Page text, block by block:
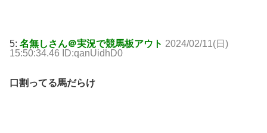
5: 名無しさん＠実況で競馬板アウト 2024/02/11(日)
15:50:34.46 ID:qanUidhD0
口割ってる馬だらけ